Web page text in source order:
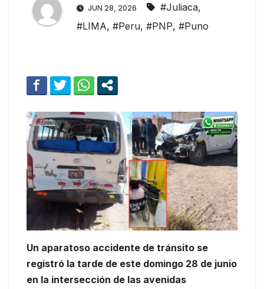
JUN 28, 2026 #Juliaca,
#LIMA, #Peru, #PNP, #Puno
Un aparatoso accidente de tránsito se
registró la tarde de este domingo 28 de junio
en la intersección de las avenidas